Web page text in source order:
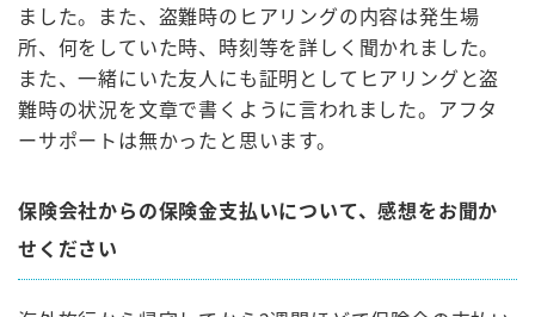
ました。また、盗難時のヒアリングの内容は発生場
所、何をしていた時、時刻等を詳しく聞かれました。
また、一緒にいた友人にも証明としてヒアリングと盗
難時の状況を文章で書くように言われました。アフタ
ーサポートは無かったと思います。
保険会社からの保険金支払いについて、感想をお聞か
せください